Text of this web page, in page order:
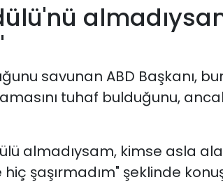
savunan ABD Başkanı,
tuhaf bulduğunu,
almadıysam, kimse asla
şaşırmadım" şeklinde